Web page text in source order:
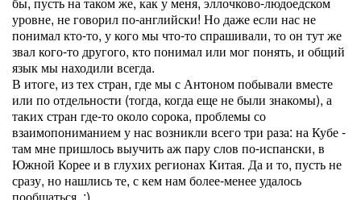
уровне, не говорил по-английски! Но даже если нас не
понимал кто-то, у кого мы что-то спрашивали, то он тут же
звал кого-то другого, кто понимал или мог понять, и общий
язык мы находили всегда.
В итоге, из тех стран, где мы с Антоном побывали вместе
или по отдельности (тогда, когда еще не были знакомы), а
таких стран где-то около сорока, проблемы со
взаимопониманием у нас возникли всего три раза: на Кубе -
там мне пришлось выучить аж пару слов по-испански, в
Южной Корее и в глухих регионах Китая. Да и то, пусть не
сразу, но нашлись те, с кем нам более-менее удалось